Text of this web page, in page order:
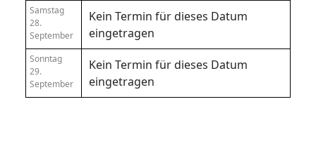
Samstag
28.
September
Kein Termin für dieses Datum
eingetragen
Sonntag
29.
September
Kein Termin für dieses Datum
eingetragen